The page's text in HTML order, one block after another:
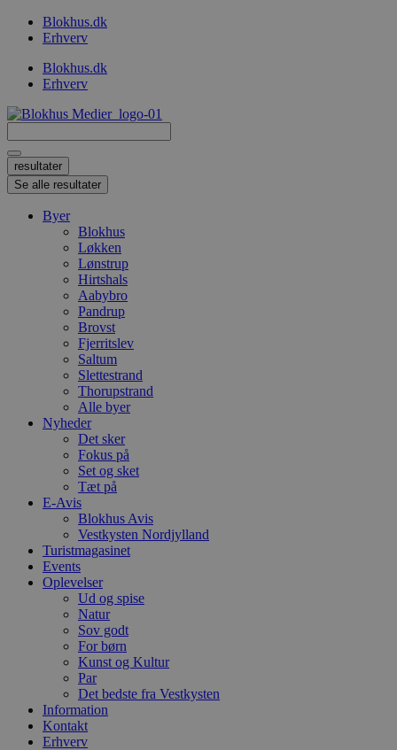
VidereBlokhus.dk
Erhverv
Blokhus.dk
Erhverv
...
resultater
Se alle resultater
Byer
Blokhus
Løkken
Lønstrup
Hirtshals
Aabybro
Pandrup
Brovst
Fjerritslev
Saltum
Slettestrand
Thorupstrand
Alle byer
Nyheder
Det sker
Fokus på
Set og sket
Tæt på
E-Avis
Blokhus Avis
Vestkysten Nordjylland
Turistmagasinet
Events
Oplevelser
Ud og spise
Natur
Sov godt
For børn
Kunst og Kultur
Par
Det bedste fra Vestkysten
Information
Kontakt
Erhverv